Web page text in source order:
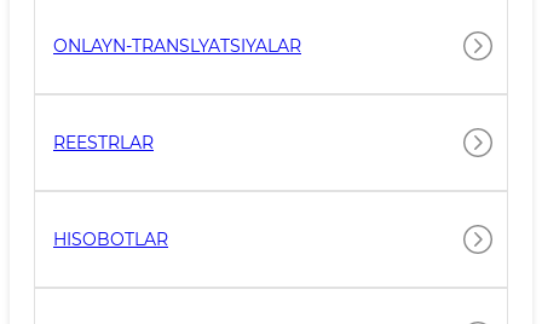
ONLAYN-TRANSLYATSIYALAR
REESTRLAR
HISOBOTLAR